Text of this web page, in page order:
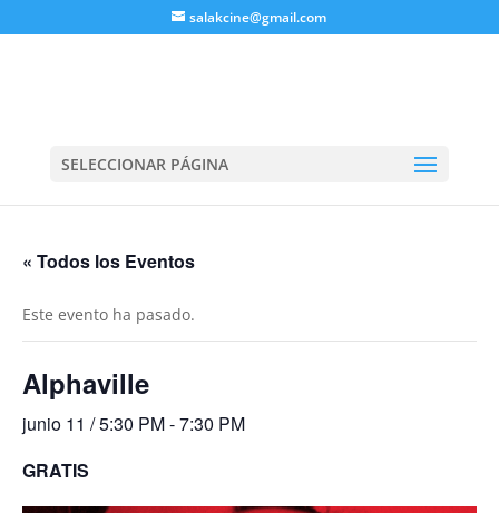
salakcine@gmail.com
SELECCIONAR PÁGINA
« Todos los Eventos
Este evento ha pasado.
Alphaville
junio 11 / 5:30 PM-7:30 PM
GRATIS